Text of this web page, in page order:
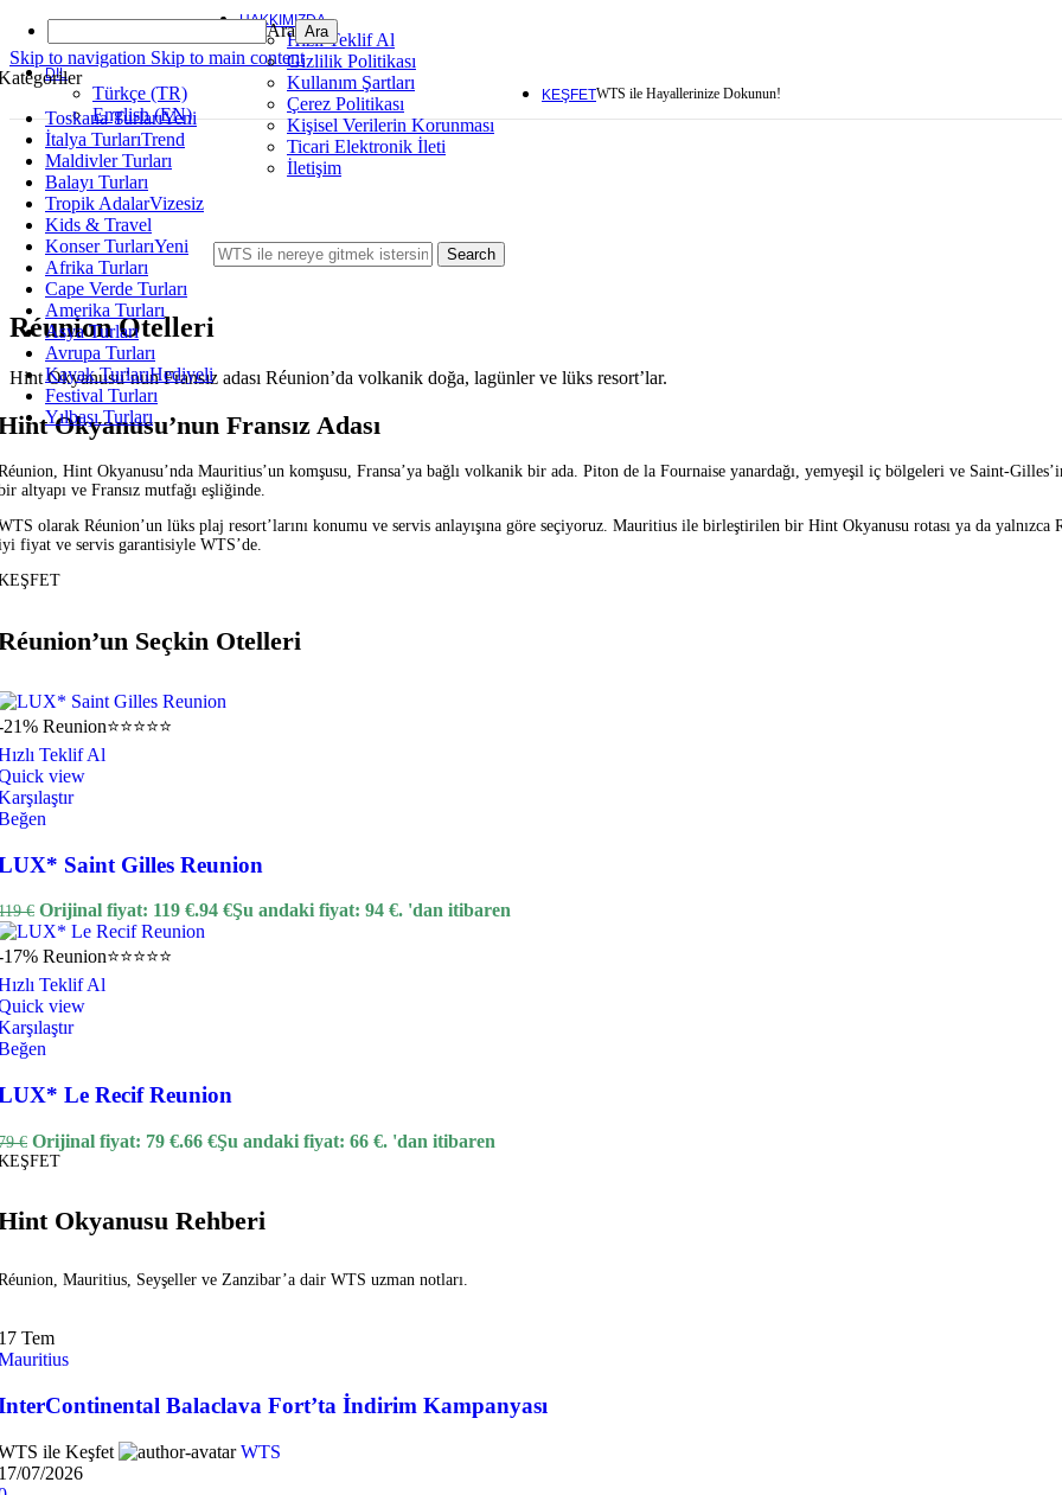
Ara
Skip to navigation Skip to main content
DIL
Türkçe (TR)
English (EN)
HAKKIMIZDA
Hızlı Teklif Al
Gizlilik Politikası
Kullanım Şartları
Çerez Politikası
Kişisel Verilerin Korunması
Ticari Elektronik İleti
İletişim
KEŞFETWTS ile Hayallerinize Dokunun!
-20% Popüler EndonezyaBali⭐⭐⭐⭐⭐
Hızlı Teklif Al
Quick view
Karşılaştır
Beğen
Six Senses Uluwatu Bali
409€ Orijinal fiyat: 409 €.
-45% Popüler Maldivler ⭐⭐⭐⭐⭐
Hızlı Teklif Al
Quick view
Karşılaştır
Beğen
Sheraton Maldives Full Moon Resort & Spa
539 € Orijinal fiyat: 539 €.299€Şu andaki fiyat: 299 €. 'dan itibaren
EndonezyaBaliNusa Dua ⭐⭐⭐⭐⭐
Hızlı Teklif Al
Quick view
Beğen
109€ 'dan itibaren
-34% Mauritius
Hızlı Teklif Al
Quick view
Beğen
LUX* Belle Mare Mauritius
139€
-20% Tayland
Hızlı Teklif Al
Karşılaştır
Le Meridien Phuket
Orijinal fiyat: 162 €.
Karşılaştır
Beğen
Grand Seminyak Bali
222 € Orijinal fiyat: 222 €. 199€
Toskana TurlarıYeni
İtalya TurlarıTrend
Maldivler Turları
Balayı Turları
Tropik AdalarVizesiz
Kids & Travel
Konser TurlarıYeni
Afrika Turları
Cape Verde Turları
Amerika Turları
Asya Turları
Avrupa Turları
Kayak TurlarıHediyeli
Festival Turları
Yılbaşı Turları
Search
Réunion Otelleri
Hint Okyanusu’nun Fransız adası Réunion’da volkanik doğa, lagünler ve lüks resort’lar.
Okyanusu’nun Fransız Adası
Hint Okyanusu’nda Mauritius’un komşusu, Fransa’ya bağlı volkanik bir ada. Piton de la Fournaise yanardağı, yemyeşil iç bölgeleri ve Saint-
altyapı ve Fransız mutfağı eşliğinde.
olarak Réunion’un lüks plaj resort’larını konumu ve servis anlayışına göre seçiyoruz. Mauritius ile birleştirilen bir Hint Okyanusu rotası ya da
fiyat ve servis garantisiyle WTS’de.
Seçkin Otelleri
21% Reunion⭐⭐⭐⭐⭐
Teklif Al
view
Saint Gilles Reunion
€ Orijinal fiyat: 119 €.94 €Şu andaki fiyat: 94 €. 'dan itibaren
17% Reunion⭐⭐⭐⭐⭐
Teklif Al
view
Le Recif Reunion
€ Orijinal fiyat: 79 €.66 €Şu andaki fiyat: 66 €. 'dan itibaren
Okyanusu Rehberi
Mauritius, Seyşeller ve Zanzibar’a dair WTS uzman notları.
Tem
Balaclava Fort’ta İndirim Kampanyası
ile Keşfet
WTS
07/2026